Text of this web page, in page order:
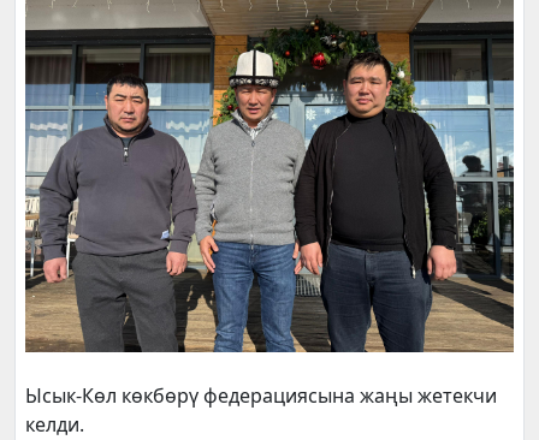
Ысык-Көл көкбөрү федерациясына жаңы жетекчи
келди.